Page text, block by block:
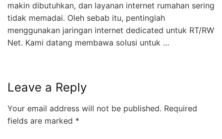
makin dibutuhkan, dan layanan internet rumahan sering
tidak memadai. Oleh sebab itu, pentinglah
menggunakan jaringan internet dedicated untuk RT/RW
Net. Kami datang membawa solusi untuk …
Leave a Reply
Your email address will not be published. Required
fields are marked *